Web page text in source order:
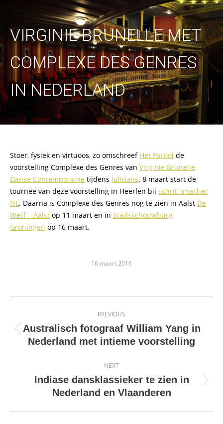
VIRGINIE BRUNELLE MET
COMPLEXE DES GENRES
IN NEDERLAND
Stoer, fysiek en virtuoos, zo omschreef Het Parool de
voorstelling Complexe des Genres van Virginie Brunelle
Danse Contemporaine tijdens Julidans. 8 maart start de
tournee van deze voorstelling in Heerlen bij schrit_tmacher
NL. Daarna is Complexe des Genres nog te zien in Aalst De
Werf – Aalst op 11 maart en in Stadsschouwburg
Groningen op 16 maart.
16 maart 2016
navigation
PREVIOUS
Previous
post:
Australisch fotograaf William Yang in
Nederland met intieme voorstelling
NEXT
Next
post:
Indiase dansklassieker te zien in
Nederland en Vlaanderen